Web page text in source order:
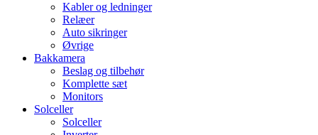
Kabler og ledninger
Relæer
Auto sikringer
Øvrige
Bakkamera
Beslag og tilbehør
Komplette sæt
Monitors
Solceller
Solceller